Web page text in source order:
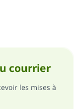
courrier
les mises à